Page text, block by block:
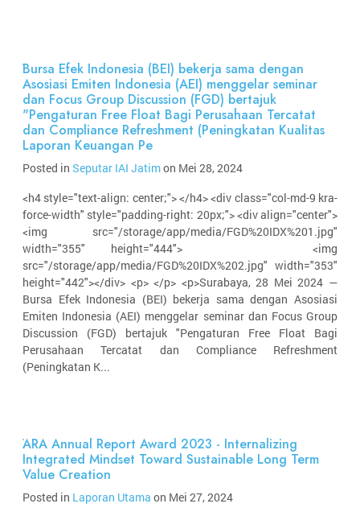
Bursa Efek Indonesia (BEI) bekerja sama dengan
Asosiasi Emiten Indonesia (AEI) menggelar seminar
dan Focus Group Discussion (FGD) bertajuk
"Pengaturan Free Float Bagi Perusahaan Tercatat
dan Compliance Refreshment (Peningkatan Kualitas
Laporan Keuangan Pe
Posted in Seputar IAI Jatimon Mei 28, 2024
<h4 style="text-align: center;"> </h4> <div class="col-md-9 kra-
force-width" style="padding-right: 20px;"> <div align="center">
<img src="/storage/app/media/FGD%20IDX%201.jpg"
width="355" height="444"> <img
src="/storage/app/media/FGD%20IDX%202.jpg" width="353"
height="442"></div> <p> </p> <p>Surabaya, 28 Mei 2024 —
Bursa Efek Indonesia (BEI) bekerja sama dengan Asosiasi
Emiten Indonesia (AEI) menggelar seminar dan Focus Group
Discussion (FGD) bertajuk "Pengaturan Free Float Bagi
Perusahaan Tercatat dan Compliance Refreshment
(Peningkatan K...
ARA Annual Report Award 2023 - Internalizing
Integrated Mindset Toward Sustainable Long Term
Value Creation
Posted in Laporan Utama on Mei 27, 2024